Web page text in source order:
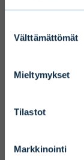
valinta
Välttämättömät
Mieltymykset
Tilastot
Markkinointi
Select
Terms
We ask
to